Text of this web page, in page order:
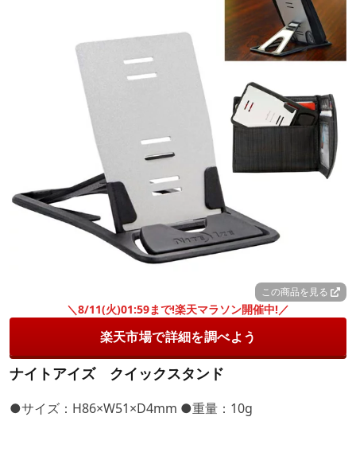
この商品を見る
＼8/11(火)01:59まで!楽天マラソン開催中!／
楽天市場で詳細を調べよう
ナイトアイズ クイックスタンド
●サイズ：H86×W51×D4mm ●重量：10g